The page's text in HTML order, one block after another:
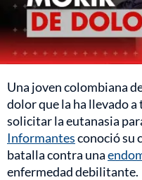
Una joven colombiana
dolor que la ha llevado
solicitar la eutanasia
Informantesconoció su
batalla contra una
enfermedad debilitante.